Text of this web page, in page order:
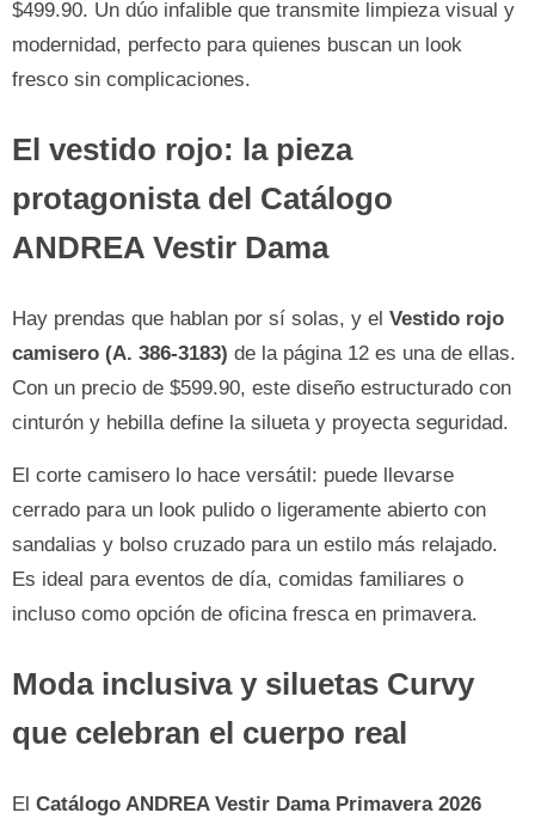
$499.90. Un dúo infalible que transmite limpieza visual y
modernidad, perfecto para quienes buscan un look
fresco sin complicaciones.
El vestido rojo: la pieza
protagonista del Catálogo
ANDREA Vestir Dama
Hay prendas que hablan por sí solas, y el Vestido rojo
camisero (A. 386-3183) de la página 12 es una de ellas.
Con un precio de $599.90, este diseño estructurado con
cinturón y hebilla define la silueta y proyecta seguridad.
El corte camisero lo hace versátil: puede llevarse
cerrado para un look pulido o ligeramente abierto con
sandalias y bolso cruzado para un estilo más relajado.
Es ideal para eventos de día, comidas familiares o
incluso como opción de oficina fresca en primavera.
Moda inclusiva y siluetas Curvy
que celebran el cuerpo real
El Catálogo ANDREA Vestir Dama Primavera 2026